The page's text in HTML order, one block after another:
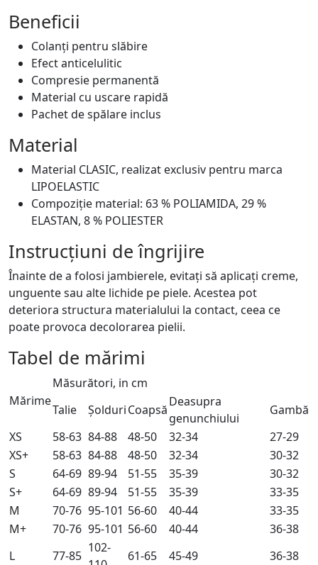
Beneficii
Colanți pentru slăbire
Efect anticelulitic
Compresie permanentă
Material cu uscare rapidă
Pachet de spălare inclus
Material
Material CLASIC, realizat exclusiv pentru marca
LIPOELASTIC
Compoziție material: 63 % POLIAMIDA, 29 %
ELASTAN, 8 % POLIESTER
Instrucțiuni de îngrijire
Înainte de a folosi jambierele, evitați să aplicați creme,
unguente sau alte lichide pe piele. Acestea pot
deteriora structura materialului la contact, ceea ce
poate provoca decolorarea pielii.
Tabel de mărimi
Mărime
Măsurători, in cm
Talie
ȘolduriCoapsă
Deasupra
genunchiului
Gambă
XS
58-63 84-88 48-50 32-34
27-29
XS+
58-63 84-88 48-50 32-34
30-32
S
64-69 89-94 51-55 35-39
30-32
S+
64-69 89-94 51-55 35-39
33-35
M
70-76 95-101 56-60 40-44
33-35
M+
70-76 95-101 56-60 40-44
36-38
L
77-85
102-
61-65 45-49 36-38